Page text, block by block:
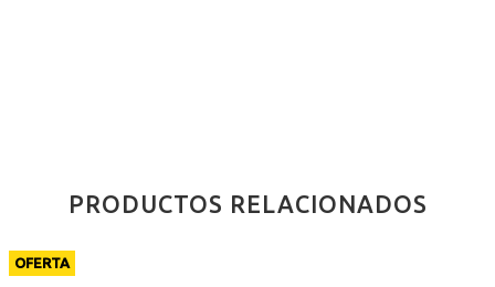
PRODUCTOS RELACIONADOS
OFERTA